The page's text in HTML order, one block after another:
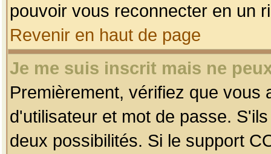
pouvoir vous reconnecter en un
Revenir en haut de page
Je me suis inscrit mais ne
Premièrement, vérifiez que
d'utilisateur et mot de passe.
deux possibilités. Si le support